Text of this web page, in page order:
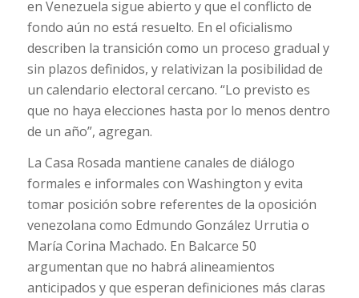
en Venezuela sigue abierto y que el conflicto de
fondo aún no está resuelto. En el oficialismo
describen la transición como un proceso gradual y
sin plazos definidos, y relativizan la posibilidad de
un calendario electoral cercano. “Lo previsto es
que no haya elecciones hasta por lo menos dentro
de un año”, agregan.
La Casa Rosada mantiene canales de diálogo
formales e informales con Washington y evita
tomar posición sobre referentes de la oposición
venezolana como Edmundo González Urrutia o
María Corina Machado. En Balcarce 50
argumentan que no habrá alineamientos
anticipados y que esperan definiciones más claras